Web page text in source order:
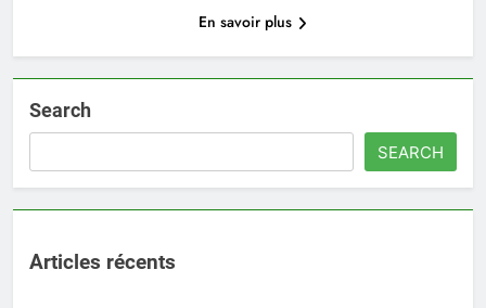
En savoir plus
Search
SEARCH
Articles récents